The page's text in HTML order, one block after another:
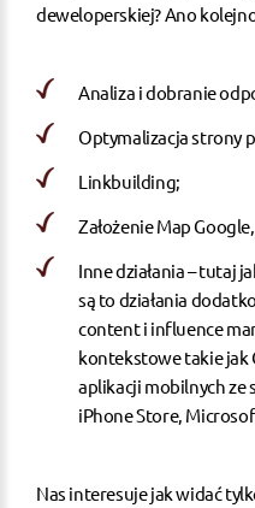
deweloperskiej? Ano
Analiza i dobranie
Optymalizacja strony
Linkbuilding;
Założenie Map
Inne działania – tutaj
są to działania
content i influence
kontekstowe takie jak
aplikacji mobilnych ze
iPhone Store,
Nas interesuje jak widać